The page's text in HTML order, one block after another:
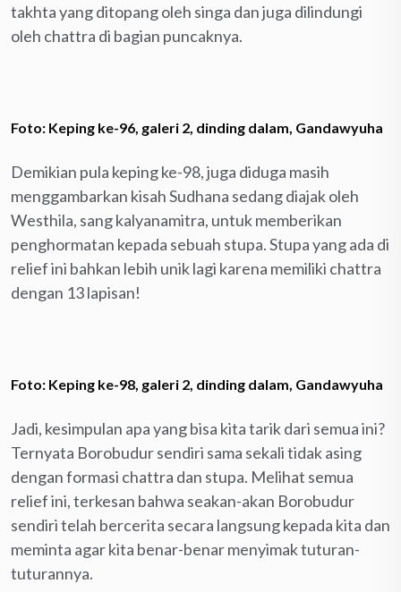
takhta yang ditopang oleh singa dan juga dilindungi
oleh chattra di bagian puncaknya.
Foto: Keping ke-96, galeri 2, dinding dalam, Gandawyuha
Demikian pula keping ke-98, juga diduga masih
menggambarkan kisah Sudhana sedang diajak oleh
Westhila, sang kalyanamitra, untuk memberikan
penghormatan kepada sebuah stupa. Stupa yang ada di
relief ini bahkan lebih unik lagi karena memiliki chattra
dengan 13 lapisan!
Foto: Keping ke-98, galeri 2, dinding dalam, Gandawyuha
Jadi, kesimpulan apa yang bisa kita tarik dari semua ini?
Ternyata Borobudur sendiri sama sekali tidak asing
dengan formasi chattra dan stupa. Melihat semua
relief ini, terkesan bahwa seakan-akan Borobudur
sendiri telah bercerita secara langsung kepada kita dan
meminta agar kita benar-benar menyimak tuturan-
tuturannya.